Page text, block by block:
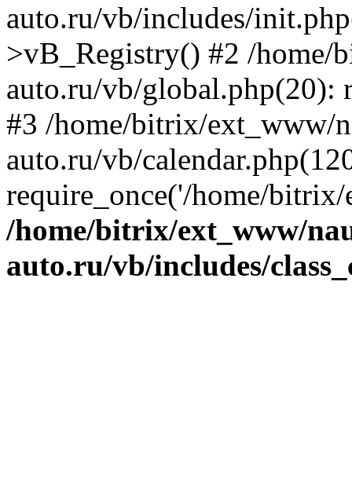
auto.ru/vb/includes/
>vB_Registry() #2 /home/
auto.ru/vb/global.php(20):
#3 /home/bitrix/ext_www/
auto.ru/vb/
require_once('/home/
/home/bitrix/ext_www/
auto.ru/vb/includes/